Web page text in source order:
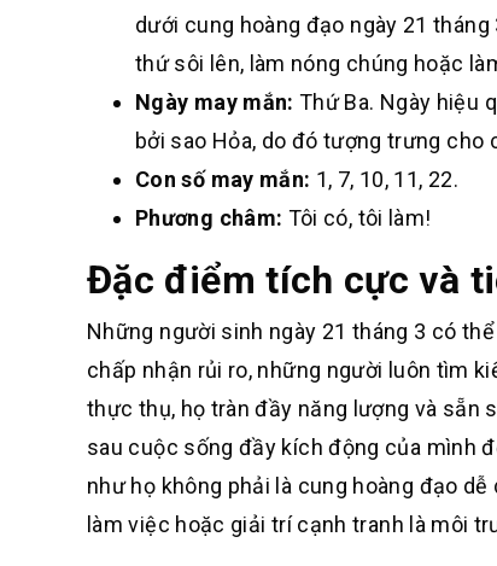
dưới cung hoàng đạo ngày 21
thứ sôi lên, làm nóng chúng hoặc
Ngày may mắn: Thứ Ba. Ngày hiệu
bởi sao Hỏa, do đó tượng trưng cho
Con số may mắn: 1, 7, 10, 11, 22.
Phương châm: Tôi có, tôi làm!
Đặc điểm tích cực và
Những người sinh ngày 21 tháng 3 có
chấp nhận rủi ro, những người luôn tìm
thực thụ, họ tràn đầy năng lượng và sẵn
sau cuộc sống đầy kích động của mình
như họ không phải là cung hoàng đạo
làm việc hoặc giải trí cạnh tranh là môi